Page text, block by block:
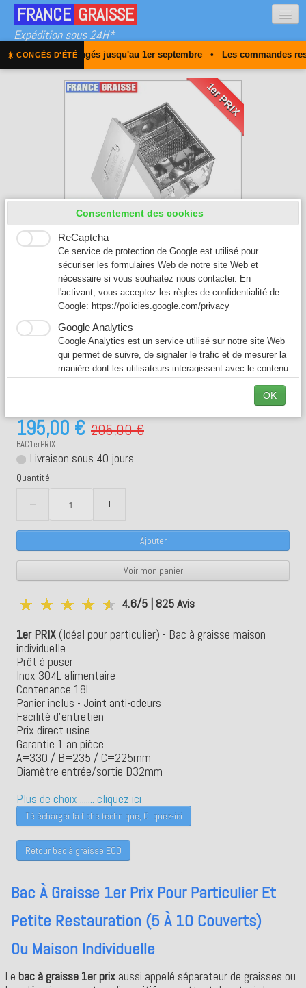
FRANCE GRAISSE
Expédition sous 24H*
Qui sommes-nous
Obligation
Nos bacs à graisse
0
1er PRIX
Bac à graisse 1er prix de 5 à 10
Couverts/jour 18L - Inox - Idéal pour
195,00 € 295,00 €
BAC1erPRIX
Livraison sous 40 jours
Quantité
− +
Ajouter
Voir mon panier
4.6/5 | 825 Avis
1er PRIX (Idéal pour particulier) - Bac à graisse maison
individuelle
Prêt à poser
Inox 304L alimentaire
Contenance 18L
Panier inclus - Joint anti-odeurs
Facilité d'entretien
Prix direct usine
Garantie 1 an pièce
A=330 / B=235 / C=225mm
Diamètre entrée/sortie D32mm
Plus de choix ....... cliquez ici
Télécharger la fiche technique, Cliquez-ici
Retour bac à graisse ECO
Bac À Graisse 1er Prix Pour Particulier Et
Petite Restauration (5 À 10 Couverts)
Ou Maison Individuelle
Le bac à graisse 1er prix aussi appelé séparateur de graisses ou
☀️ CONGÉS D'ÉTÉ
en congés jusqu'au 1er septembre • Les commandes
Consentement des cookies
ReCaptcha
Ce service de protection de Google est utilisé pour
sécuriser les formulaires Web de notre site Web et
nécessaire si vous souhaitez nous contacter. En
l'activant, vous acceptez les règles de confidentialité de
Google: https://policies.google.com/privacy
Google Analytics
Google Analytics est un service utilisé sur notre site Web
qui permet de suivre, de signaler le trafic et de mesurer la
manière dont les utilisateurs interagissent avec le contenu
OK